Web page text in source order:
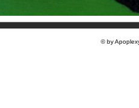
© by